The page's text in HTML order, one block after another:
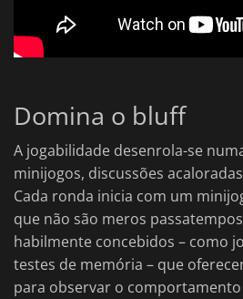
Domina o bluff
A jogabilidade desenrola-se
minijogos, discussões
Cada ronda inicia com um
que não são meros
habilmente concebidos – como
testes de memória – que
para observar o